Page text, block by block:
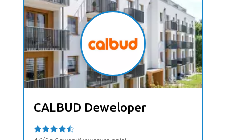
CALBUD Deweloper